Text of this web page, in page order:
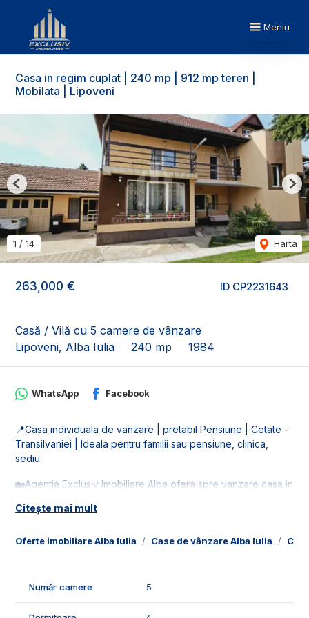
Meniu
Casa in regim cuplat | 240 mp | 912 mp teren |
Mobilata | Lipoveni
ID CP2231643
263,000 €
Casă / Vilă cu 5 camere de vânzare
Lipoveni, Alba Iulia
240 mp 1984
1 / 14 Harta
Previous
Oferte imobiliare Alba Iulia Case de vânzare Alba Iulia
WhatsApp Facebook
📍Casa individuala de vanzare | pretabil Pensiune | Cetate -
Transilvaniei | Ideala pentru familii sau pensiune, clinica,
sediu
🏡Agentia Exclusiv Imobiliare Alba ofera spre vanzare casa in
teren in suprafata de 912 mp.
🚰Este racordata la toate retelele de utilitati: apa, gaz, curent
din:
Citește mai mult
Număr camere 5